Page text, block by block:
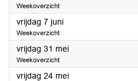
Weekoverzicht
vrijdag 7 juni2024
Weekoverzicht
vrijdag 31 mei2024
Weekoverzicht
vrijdag 24 mei2024